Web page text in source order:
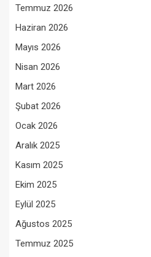
Temmuz 2026
Haziran 2026
Mayıs 2026
Nisan 2026
Mart 2026
Şubat 2026
Ocak 2026
Aralık 2025
Kasım 2025
Ekim 2025
Eylül 2025
Ağustos 2025
Temmuz 2025